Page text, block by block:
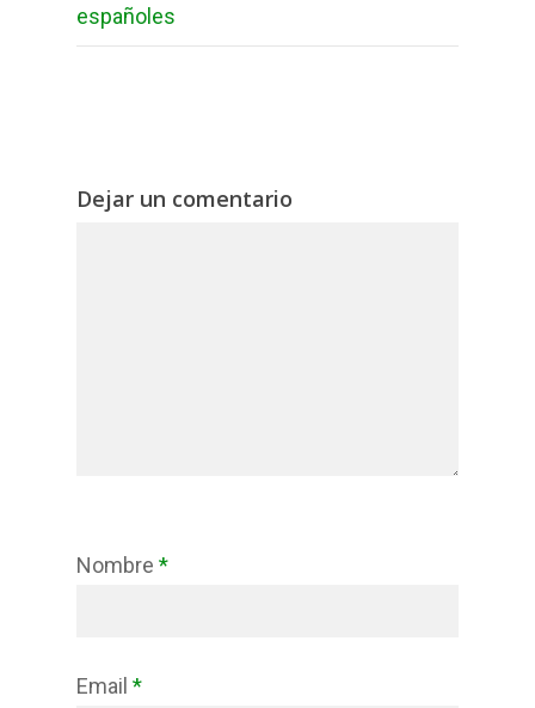
españoles
Dejar un comentario
Nombre *
Email *